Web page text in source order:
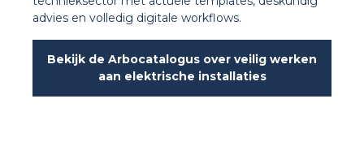
advies en volledig digitale workflows.
Bekijk de Arbocatalogus over veilig werken
aan elektrische installaties